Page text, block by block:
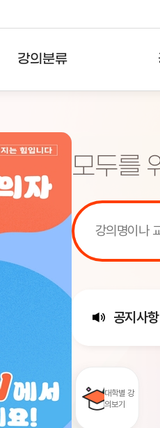
강의분류
기관강의
테마강의
모두를
공지사항
대학별 강
의보기